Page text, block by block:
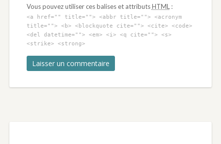
Vous pouvez utiliser ces balises et attributsHTML :
<a href="" title=""> <abbr title=""> <acronym
title=""> <b> <blockquote cite=""> <cite> <code>
<del datetime=""> <em> <i> <q cite=""> <s>
<strike> <strong>